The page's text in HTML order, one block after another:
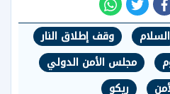
السلام
وقف إطلاق النار
مجلس الأمن الدولي
ريكو